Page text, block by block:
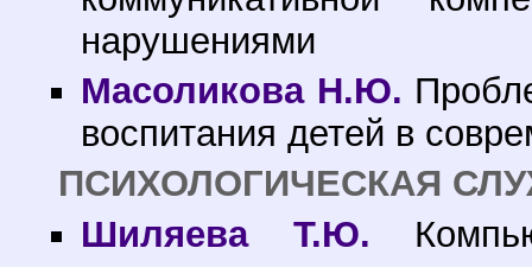
нарушениями
Масоликова Н.Ю.
воспитания детей в
ПСИХОЛОГИЧЕСКАЯ
Шиляева Т.Ю.